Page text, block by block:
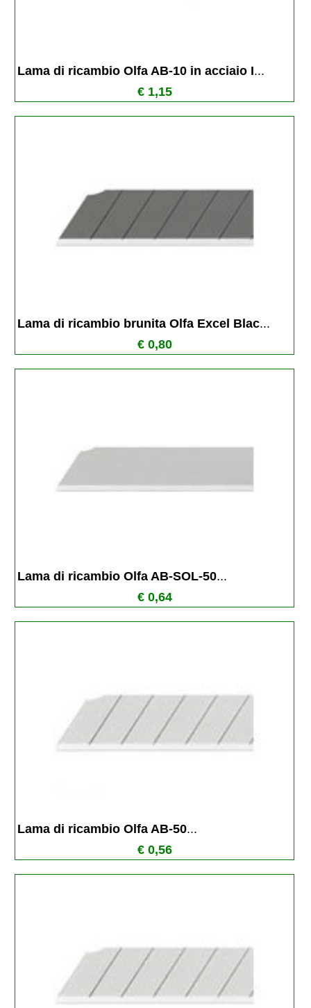
Lama di ricambio Olfa AB-10 in acciaio I...
€ 1,15
Lama di ricambio brunita Olfa Excel Blac...
€ 0,80
Lama di ricambio Olfa AB-SOL-50...
€ 0,64
Lama di ricambio Olfa AB-50...
€ 0,56